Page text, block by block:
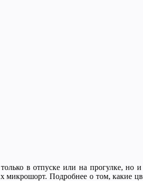
в отпуске или на прогулке, но
микрошорт. Подробнее о том, какие